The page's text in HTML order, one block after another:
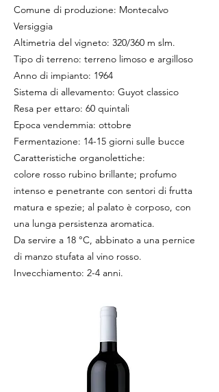
Comune di produzione: Montecalvo
Versiggia
Altimetria del vigneto: 320/360 m slm.
Tipo di terreno: terreno limoso e argilloso
Anno di impianto: 1964
Sistema di allevamento: Guyot classico
Resa per ettaro: 60 quintali
Epoca vendemmia: ottobre
Fermentazione: 14-15 giorni sulle bucce
Caratteristiche organolettiche:
colore rosso rubino brillante; profumo
intenso e penetrante con sentori di frutta
matura e spezie; al palato è corposo, con
una lunga persistenza aromatica.
Da servire a 18 °C, abbinato a una pernice
di manzo stufata al vino rosso.
Invecchiamento: 2-4 anni.